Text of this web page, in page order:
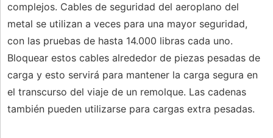
complejos. Cables de seguridad del aeroplano del
metal se utilizan a veces para una mayor seguridad,
con las pruebas de hasta 14.000 libras cada uno.
Bloquear estos cables alrededor de piezas pesadas de
carga y esto servirá para mantener la carga segura en
el transcurso del viaje de un remolque. Las cadenas
también pueden utilizarse para cargas extra pesadas.